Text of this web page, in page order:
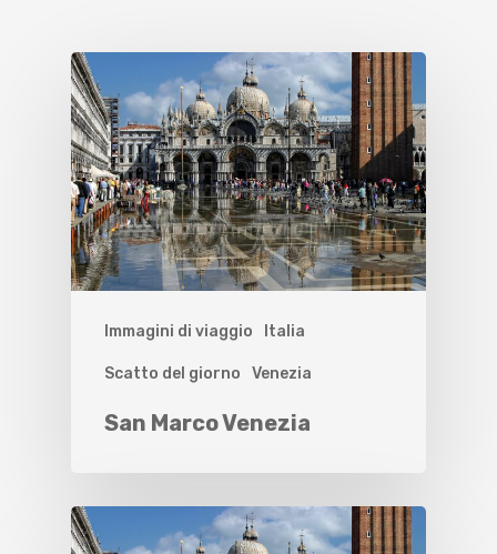
Immagini di viaggio Italia
Scatto del giorno Venezia
San Marco Venezia